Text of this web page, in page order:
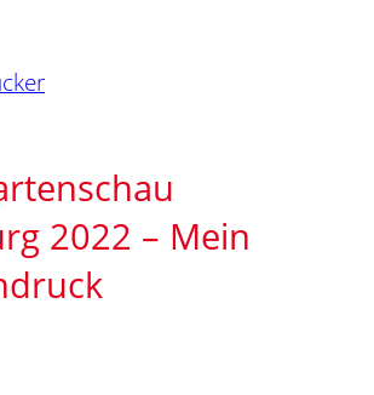
2022 – Mein